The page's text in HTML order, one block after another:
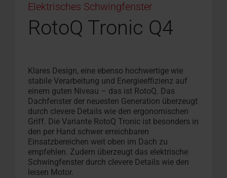
Elektrisches Schwingfenster
RotoQ Tronic Q4
Klares Design, eine ebenso hochwertige wie
stabile Verarbeitung und Energieeffizienz auf
einem guten Niveau – das ist RotoQ. Das
Dachfenster der neuesten Generation überzeugt
durch clevere Details wie den ergonomischen
Griff. Die Variante RotoQ Tronic ist besonders in
den per Hand schwer erreichbaren
Einsatzbereichen weit oben im Dach zu
empfehlen. Zudem überzeugt das elektrische
Schwingfenster durch clevere Details wie den
leisen Motor.